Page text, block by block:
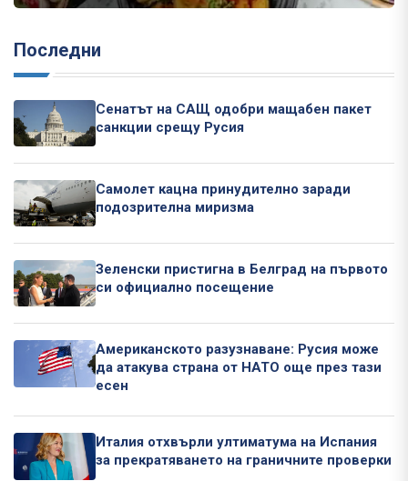
Последни
Сенатът на САЩ одобри мащабен пакет
санкции срещу Русия
Самолет кацна принудително заради
подозрителна миризма
Зеленски пристигна в Белград на първото
си официално посещение
Американското разузнаване: Русия може
да атакува страна от НАТО още през тази
есен
Италия отхвърли ултиматума на Испания
за прекратяването на граничните проверки